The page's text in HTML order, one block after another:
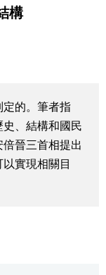
Русский
構
定的。筆者指
、結構和國民
晉三首相提出
實現相關目